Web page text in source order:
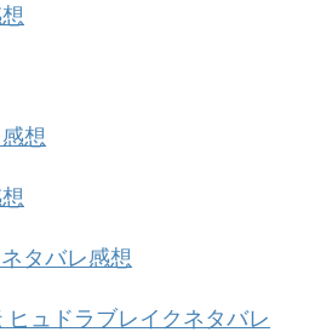
想
タバレ感想
ュドラブレイクネタバレ